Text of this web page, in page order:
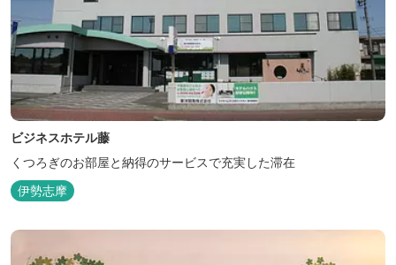
ビジネスホテル藤
くつろぎのお部屋と納得のサービスで充実した滞在
伊勢志摩